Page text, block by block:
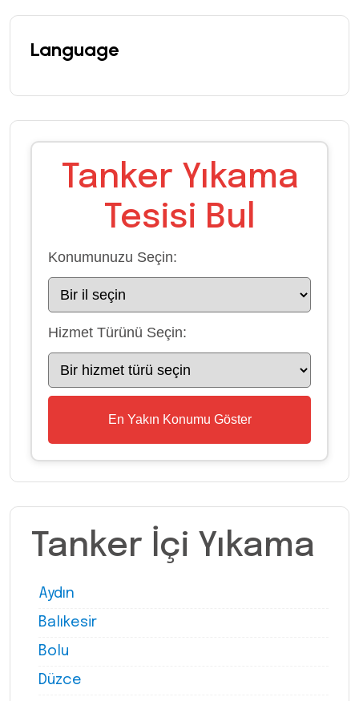
Language
Tanker Yıkama
Tesisi Bul
Konumunuzu Seçin:
Hizmet Türünü Seçin:
En Yakın Konumu Göster
Tanker İçi Yıkama
Aydın
Balıkesir
Bolu
Düzce